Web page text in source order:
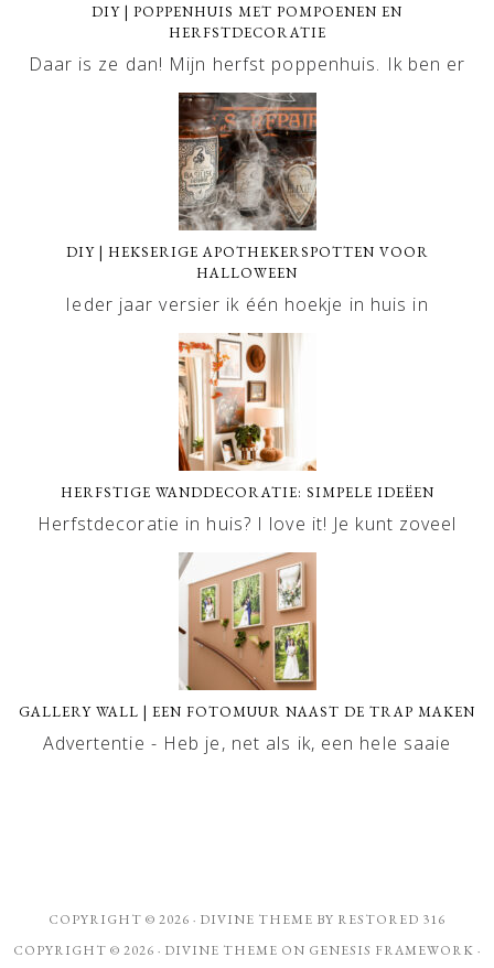
DIY | POPPENHUIS MET POMPOENEN EN
HERFSTDECORATIE
Daar is ze dan! Mijn herfst poppenhuis. Ik ben er
DIY | HEKSERIGE APOTHEKERSPOTTEN VOOR
HALLOWEEN
Ieder jaar versier ik één hoekje in huis in
HERFSTIGE WANDDECORATIE: SIMPELE IDEËEN
Herfstdecoratie in huis? I love it! Je kunt zoveel
GALLERY WALL | EEN FOTOMUUR NAAST DE TRAP MAKEN
Advertentie - Heb je, net als ik, een hele saaie
COPYRIGHT © 2026 · DIVINE THEME BY RESTORED 316
COPYRIGHT © 2026 · DIVINE THEME ON GENESIS FRAMEWORK ·